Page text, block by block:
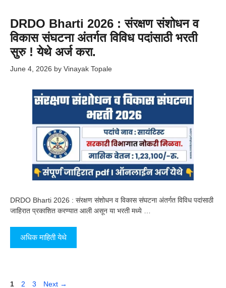
DRDO Bharti 2026 : संरक्षण संशोधन व
विकास संघटना अंतर्गत विविध पदांसाठी भरती
सुरु ! येथे अर्ज करा.
June 4, 2026 by Vinayak Topale
DRDO Bharti 2026 : संरक्षण संशोधन व विकास संघटना अंतर्गत विविध पदांसाठी
जाहिरात प्रकाशित करण्यात आली असून या भरती मध्ये …
अधिक माहिती येथे
Page
1 Page
2 Page
3 Next →